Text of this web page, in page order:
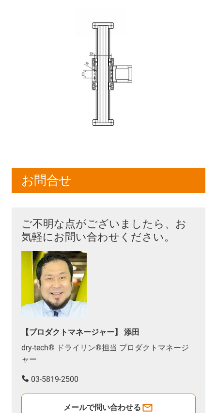
お問合せ
ご不明な点がございましたら、お
気軽にお問い合わせください。
【プロダクトマネージャー】 添田
dry-tech® ドライリン®担当 プロダクトマネージ
ャー
03-5819-2500
メールで問い合わせる